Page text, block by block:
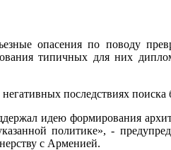
опасения по поводу
типичных для них
последствиях поиска
идею формирования
политике», -
с Арменией.